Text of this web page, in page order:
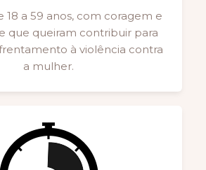
18 a 59 anos, com coragem e
que queiram contribuir para
à violência contra
a mulher.